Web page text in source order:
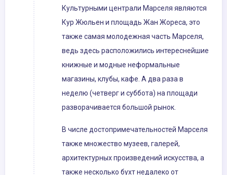
Культурными централи Марселя являются
Кур Жюльен и площадь Жан Жореса, это
также самая молодежная часть Марселя,
ведь здесь расположились интереснейшие
книжные и модные неформальные
магазины, клубы, кафе. А два раза в
неделю (четверг и суббота) на площади
разворачивается большой рынок.
В числе достопримечательностей Марселя
также множество музеев, галерей,
архитектурных произведений искусства, а
также несколько бухт недалеко от